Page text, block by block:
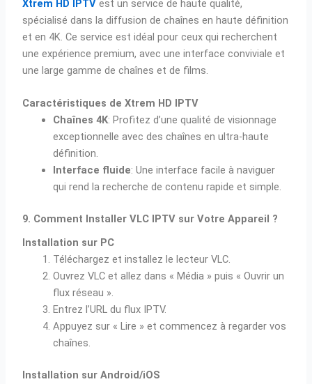
Xtrem HD IPTV est un service de haute qualité,
spécialisé dans la diffusion de chaînes en haute définition
et en 4K. Ce service est idéal pour ceux qui recherchent
une expérience premium, avec une interface conviviale et
une large gamme de chaînes et de films.
Caractéristiques de Xtrem HD IPTV
Chaînes 4K: Profitez d’une qualité de visionnage
exceptionnelle avec des chaînes en ultra-haute
définition.
Interface fluide: Une interface facile à naviguer
qui rend la recherche de contenu rapide et simple.
9. Comment Installer VLC IPTV sur Votre Appareil ?
Installation sur PC
Téléchargez et installez le lecteur VLC.
Ouvrez VLC et allez dans « Média » puis « Ouvrir un
flux réseau ».
Entrez l’URL du flux IPTV.
Appuyez sur « Lire » et commencez à regarder vos
chaînes.
Installation sur Android/iOS